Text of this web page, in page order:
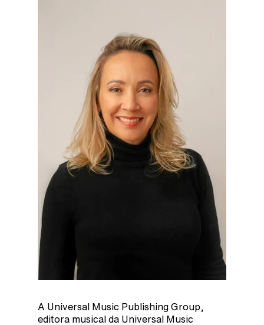
A Universal Music Publishing Group,
editora musical da Universal Music